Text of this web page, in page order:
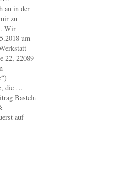
an in der
zu
Wir
um
22, 22089
die …
Basteln
auf